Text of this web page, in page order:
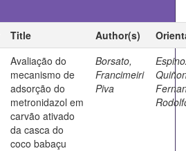
Title Author(s)
Avaliação do
mecanismo de
adsorção do
metronidazol em
carvão ativado
da casca do
coco babaçu
Borsato,
Francimeiri
Piva